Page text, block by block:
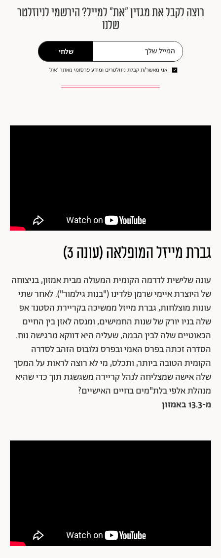
רוצה לקבל את מגזין ״את״ למייל? הירשמי לניוזלטר
שלנו
שלחי
אני מאשר/ת קבלת ניוזלטרים ומידע פרסומי מאתר ״את״
גברת מייזל המופלאה (עונה 3)
עונה שלישית לדרמה הקומית המעולה מבית אמזון, בניצוחה
של היוצרת איימי שרמן פלדינו ("בנות גילמור"). לאחר שתי
עונות מוצלחות, גברת מייזל ממשיכה בקריירת הסטנד אפ
שלה בניו יורק של שנות החמישים, ומנסה לאזן בין החיים
הכאוטיים שלה לבין הבמה, שעליה היא דווקא מרגישה נוח.
הסדרה זכתה בפרס האמי ובפרס גלובוס הזהב לסדרה
הקומית הטובה ביותר, ותכלס, מי לא רוצה לראות על המסך
שלה אישה שמצליחה לנהל קריירה משגשגת תוך כדי שהיא
מנהלת אלפי בלת"מים בחיים האישיים?
מ-13.3 באמזון